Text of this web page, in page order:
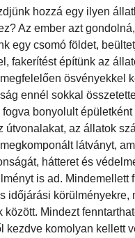
hozzá egy ilyen
Az ember azt
egy csomó földet,
fakerítést építünk az
ösvényekkel
ennél sokkal
fogva bonyolult
útvonalakat, az állatok
látványt,
hátteret és
is ad. Mindemellett
időjárási körülményekre,
között. Mindezt
kezdve komolyan kellett